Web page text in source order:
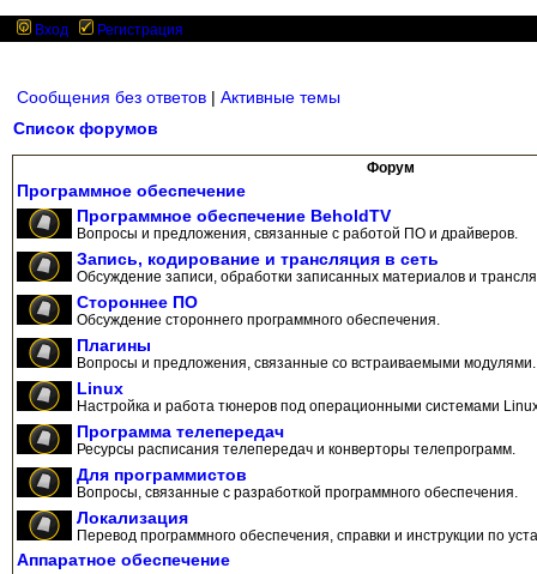
Вход Регистрация
Сообщения без ответов | Активные темы
Список форумов
Форум
Программное обеспечение
Программное обеспечение BeholdTV
Вопросы и предложения, связанные с работой ПО и драйверов.
Запись, кодирование и трансляция в сеть
Обсуждение записи, обработки записанных материалов и
Стороннее ПО
Обсуждение стороннего программного обеспечения.
Плагины
Вопросы и предложения, связанные со встраиваемыми модулями.
Linux
Настройка и работа тюнеров под операционными системами
Программа телепередач
Ресурсы расписания телепередач и конверторы телепрограмм.
Для программистов
Вопросы, связанные с разработкой программного обеспечения.
Локализация
Перевод программного обеспечения, справки и инструкции по
Аппаратное обеспечение